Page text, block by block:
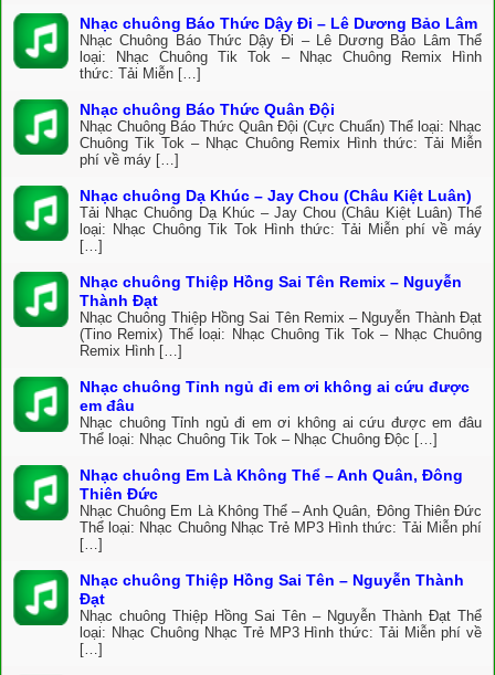
Nhạc chuông Báo Thức Dậy Đi – Lê Dương Bảo Lâm
Nhạc Chuông Báo Thức Dậy Đi – Lê Dương Bảo Lâm Thể
loại: Nhạc Chuông Tik Tok – Nhạc Chuông Remix Hình
thức: Tải Miễn […]
Nhạc chuông Báo Thức Quân Đội
Nhạc Chuông Báo Thức Quân Đội (Cực Chuẩn) Thể loại: Nhạc
Chuông Tik Tok – Nhạc Chuông Remix Hình thức: Tải Miễn
phí về máy […]
Nhạc chuông Dạ Khúc – Jay Chou (Châu Kiệt Luân)
Tải Nhạc Chuông Dạ Khúc – Jay Chou (Châu Kiệt Luân) Thể
loại: Nhạc Chuông Tik Tok Hình thức: Tải Miễn phí về máy
[…]
Nhạc chuông Thiệp Hồng Sai Tên Remix – Nguyễn
Thành Đạt
Nhạc Chuông Thiệp Hồng Sai Tên Remix – Nguyễn Thành Đạt
(Tino Remix) Thể loại: Nhạc Chuông Tik Tok – Nhạc Chuông
Remix Hình […]
Nhạc chuông Tỉnh ngủ đi em ơi không ai cứu được
em đâu
Nhạc chuông Tỉnh ngủ đi em ơi không ai cứu được em đâu
Thể loại: Nhạc Chuông Tik Tok – Nhạc Chuông Độc […]
Nhạc chuông Em Là Không Thể – Anh Quân, Đông
Thiên Đức
Nhạc Chuông Em Là Không Thể – Anh Quân, Đông Thiên Đức
Thể loại: Nhạc Chuông Nhạc Trẻ MP3 Hình thức: Tải Miễn phí
[…]
Nhạc chuông Thiệp Hồng Sai Tên – Nguyễn Thành
Đạt
Nhạc chuông Thiệp Hồng Sai Tên – Nguyễn Thành Đạt Thể
loại: Nhạc Chuông Nhạc Trẻ MP3 Hình thức: Tải Miễn phí về
[…]